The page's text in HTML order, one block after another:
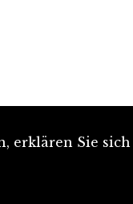
erklären Sie